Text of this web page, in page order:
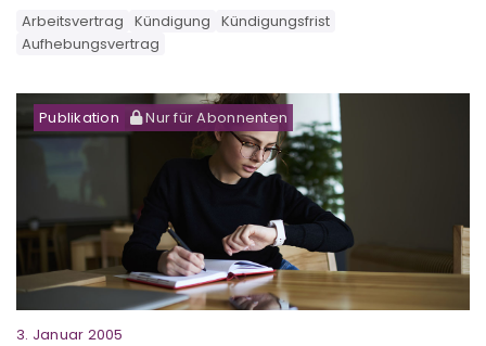
Arbeitsvertrag Kündigung Kündigungsfrist
Aufhebungsvertrag
Publikation Nur für Abonnenten
3. Januar 2005